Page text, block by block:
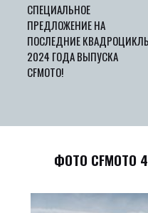
СПЕЦИАЛЬНОЕ
ПРЕДЛОЖЕНИЕ НА
ПОСЛЕДНИЕ
2024 ГОДА ВЫПУСКА
CFMOTO!
ФОТО CFMOTO